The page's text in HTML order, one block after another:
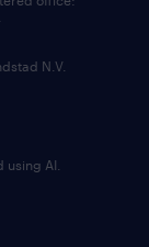
N.V.
AI.